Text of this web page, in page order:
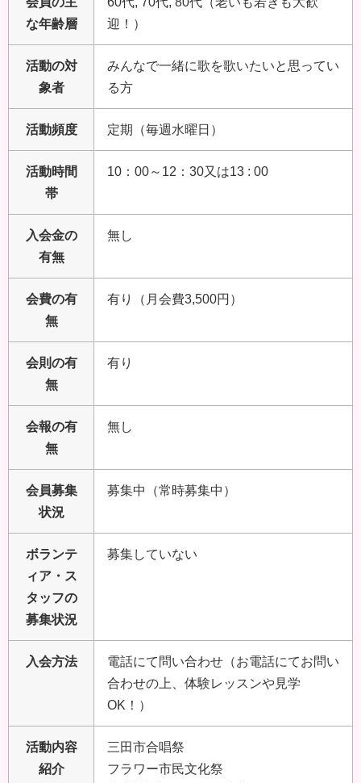
な年齢層
迎！）
活動の対
象者
みんなで一緒に歌を歌いたいと思ってい
る方
活動頻度 定期（毎週水曜日）
活動時間
帯
10：00～12：30又は13 : 00
入会金の
有無
無し
会費の有
無
有り（月会費3,500円）
会則の有
無
有り
会報の有
無
無し
会員募集
状況
募集中（常時募集中）
ボランテ
ィア・ス
タッフの
募集状況
募集していない
入会方法
電話にて問い合わせ（お電話にてお問い
合わせの上、体験レッスンや見学
OK！）
活動内容
紹介
三田市合唱祭
フラワー市民文化祭